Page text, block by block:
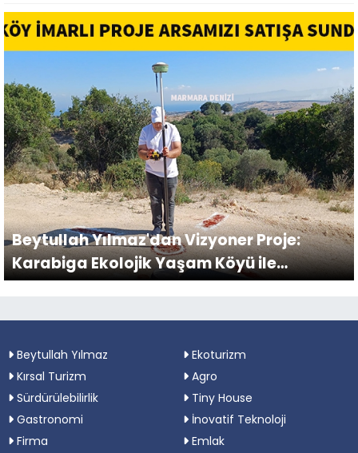
Beytullah Yılmaz'dan Vizyoner Proje:
Karabiga Ekolojik Yaşam Köyü ile
Geleceğe Yatırım
Beytullah Yılmaz
Ekoturizm
Kırsal Turizm
Agro
Sürdürülebilirlik
Tiny House
Gastronomi
İnovatif Teknoloji
Firma
Emlak